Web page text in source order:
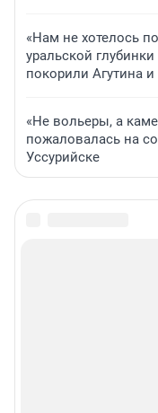
«Нам не хотелось
уральской
покорили Агутина и
«Не вольеры, а
пожаловалась на
Уссурийске